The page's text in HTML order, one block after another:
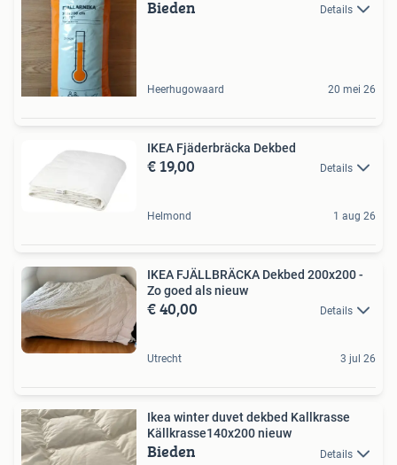
Bieden Details
Heerhugowaard 20 mei 26
IKEA Fjäderbräcka Dekbed
€ 19,00 Details
Helmond 1 aug 26
IKEA FJÄLLBRÄCKA Dekbed 200x200 -
Zo goed als nieuw
€ 40,00 Details
Utrecht 3 jul 26
Ikea winter duvet dekbed Kallkrasse
Källkrasse140x200 nieuw
Bieden Details